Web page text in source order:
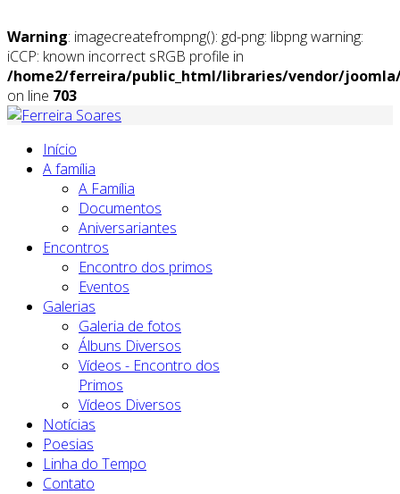
Warning: imagecreatefrompng(): gd-png: libpng warning:
iCCP: known incorrect sRGB profile in
/home2/ferreira/public_html/libraries/vendor/
on line 703
Início
A família
A Família
Documentos
Aniversariantes
Encontros
Encontro dos primos
Eventos
Galerias
Galeria de fotos
Álbuns Diversos
Vídeos - Encontro dos
Primos
Vídeos Diversos
Notícias
Poesias
Linha do Tempo
Contato